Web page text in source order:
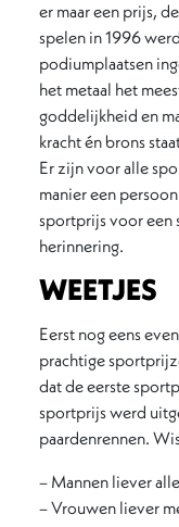
er maar een prijs,
spelen in 1996
podiumplaatsen
het metaal het
goddelijkheid en
kracht én brons
Er zijn voor alle
manier een
sportprijs voor een
herinnering.
WEETJES
Eerst nog eens
prachtige
dat de eerste
sportprijs werd
paardenrennen.
– Mannen liever
– Vrouwen liever